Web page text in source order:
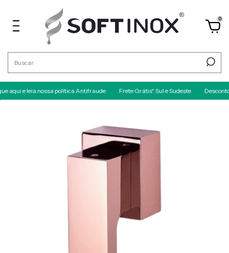
0
leia nossa política Antifraude Frete Grátis* Sul e Sudeste Desconto no PIX